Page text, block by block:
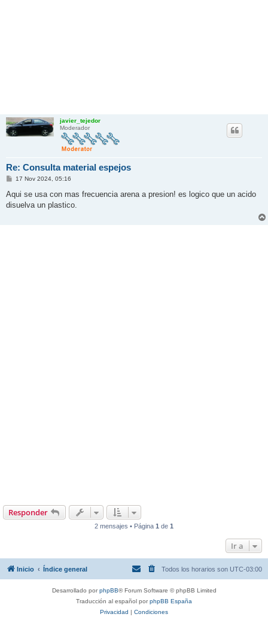
javier_tejedor
Moderador
Re: Consulta material espejos
M
n
s
a
17 Nov 2024, 05:16
Aqui se usa con mas frecuencia arena a presion! es logico que un acido
disuelva un plastico.
Responder
2 mensajes • Página 1 de 1
Ir a
Inicio Índice general Todos los horarios son UTC-03:00
Desarrollado porphpBB® Forum Software © phpBB Limited
Traducción al español porphpBB España
Privacidad | Condiciones